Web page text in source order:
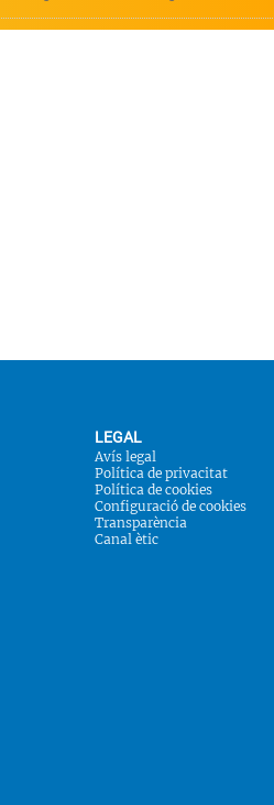
LEGAL
Avís legal
Política de privacitat
Política de cookies
Configuració de cookies
Transparència
Canal ètic